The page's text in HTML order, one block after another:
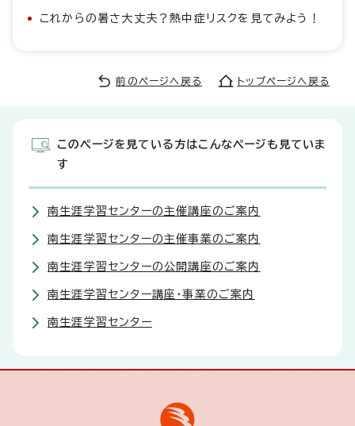
これからの暑さ大丈夫？熱中症リスクを見てみよう！
前のページへ戻る トップページへ戻る
このページを見ている方はこんなページも見ていま
す
南生涯学習センターの主催講座のご案内
南生涯学習センターの主催事業のご案内
南生涯学習センターの公開講座のご案内
南生涯学習センター講座・事業のご案内
南生涯学習センター